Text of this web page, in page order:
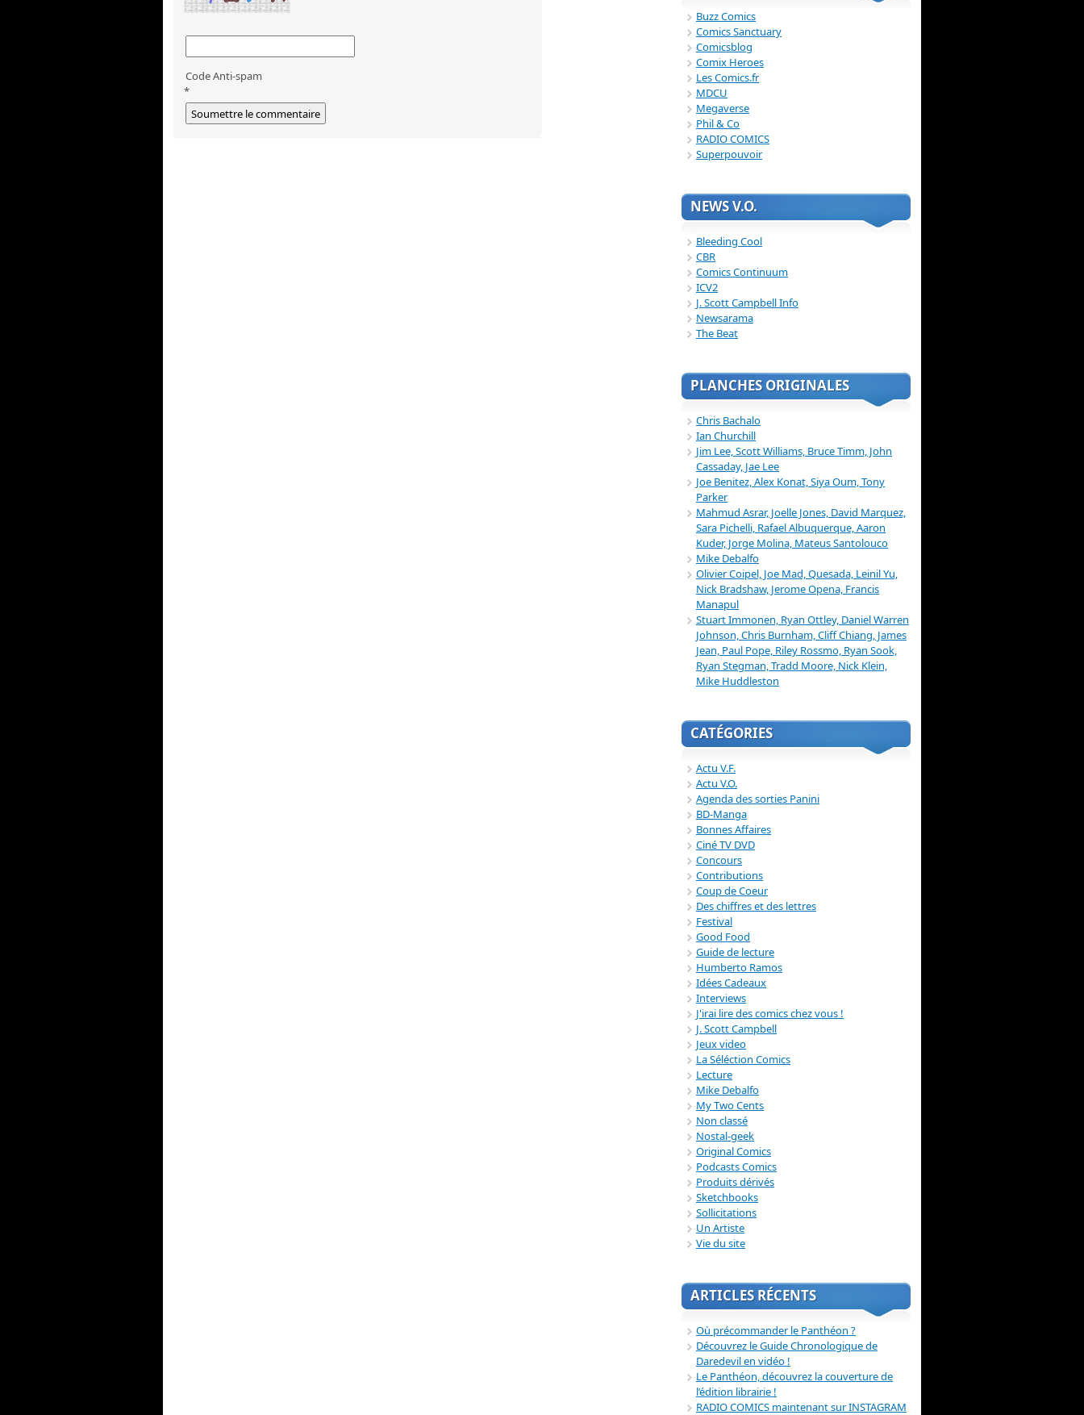
Code Anti-spam
*
Buzz Comics
Comics Sanctuary
Comicsblog
Comix Heroes
Les Comics.fr
MDCU
Megaverse
Phil & Co
RADIO COMICS
Superpouvoir
NEWS V.O.
Bleeding Cool
CBR
Comics Continuum
ICV2
J. Scott Campbell Info
Newsarama
The Beat
PLANCHES ORIGINALES
Chris Bachalo
Ian Churchill
Jim Lee, Scott Williams, Bruce Timm, John
Cassaday, Jae Lee
Joe Benitez, Alex Konat, Siya Oum, Tony
Parker
Mahmud Asrar, Joelle Jones, David Marquez,
Sara Pichelli, Rafael Albuquerque, Aaron
Kuder, Jorge Molina, Mateus Santolouco
Mike Debalfo
Olivier Coipel, Joe Mad, Quesada, Leinil Yu,
Nick Bradshaw, Jerome Opena, Francis
Manapul
Stuart Immonen, Ryan Ottley, Daniel Warren
Johnson, Chris Burnham, Cliff Chiang, James
Jean, Paul Pope, Riley Rossmo, Ryan Sook,
Ryan Stegman, Tradd Moore, Nick Klein,
Mike Huddleston
CATÉGORIES
Actu V.F.
Actu V.O.
Agenda des sorties Panini
BD-Manga
Bonnes Affaires
Ciné TV DVD
Concours
Contributions
Coup de Coeur
Des chiffres et des lettres
Festival
Good Food
Guide de lecture
Humberto Ramos
Idées Cadeaux
Interviews
J'irai lire des comics chez vous !
J. Scott Campbell
Jeux video
La Séléction Comics
Lecture
Mike Debalfo
My Two Cents
Non classé
Nostal-geek
Original Comics
Podcasts Comics
Produits dérivés
Sketchbooks
Sollicitations
Un Artiste
Vie du site
ARTICLES RÉCENTS
Où précommander le Panthéon ?
Découvrez le Guide Chronologique de
Daredevil en vidéo !
Le Panthéon, découvrez la couverture de
l’édition librairie !
RADIO COMICS maintenant sur INSTAGRAM